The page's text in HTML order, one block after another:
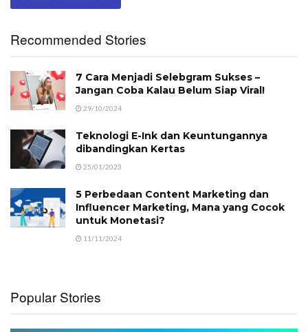
Recommended Stories
7 Cara Menjadi Selebgram Sukses –
Jangan Coba Kalau Belum Siap Viral!
29/10/2024
Teknologi E-Ink dan Keuntungannya
dibandingkan Kertas
25/01/2023
5 Perbedaan Content Marketing dan
Influencer Marketing, Mana yang Cocok
untuk Monetasi?
11/11/2024
Popular Stories